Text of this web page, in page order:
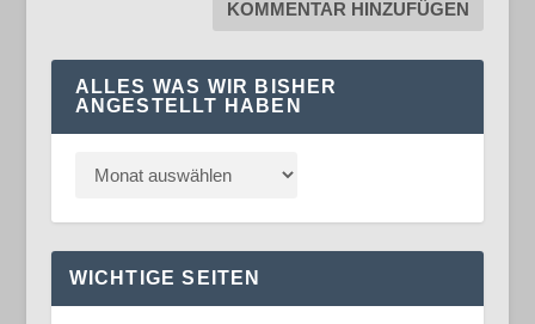
ALLES WAS WIR BISHER
ANGESTELLT HABEN
WICHTIGE SEITEN